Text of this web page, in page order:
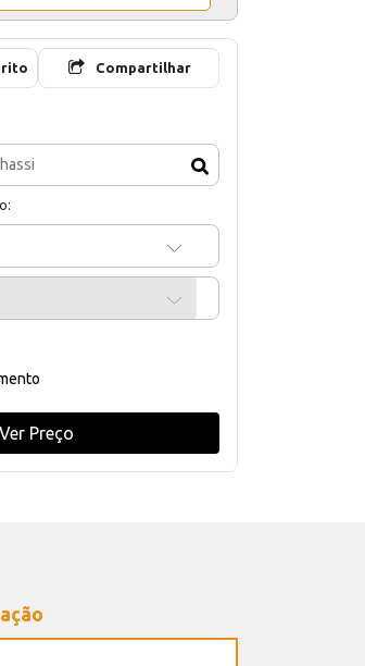
Compartilhar
Ver Preço